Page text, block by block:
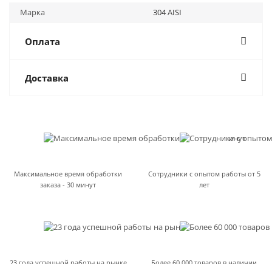
Марка
304 AISI
Оплата
Доставка
Максимальное время обработки
заказа - 30 минут
Сотрудники с опытом работы от 5
лет